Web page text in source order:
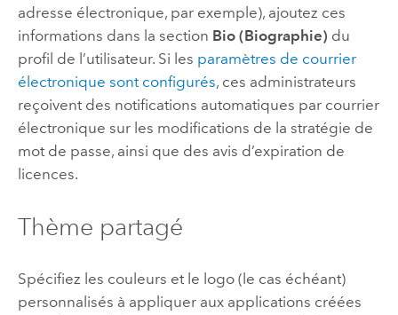
adresse électronique, par exemple), ajoutez ces
informations dans la section Bio (Biographie) du
profil de l’utilisateur. Si les paramètres de courrier
électronique sont configurés, ces administrateurs
reçoivent des notifications automatiques par courrier
électronique sur les modifications de la stratégie de
mot de passe, ainsi que des avis d’expiration de
licences.
Thème partagé
Spécifiez les couleurs et le logo (le cas échéant)
personnalisés à appliquer aux applications créées